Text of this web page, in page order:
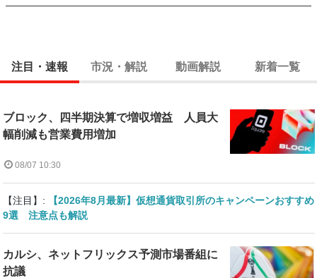
注目・速報 市況・解説 動画解説 新着一覧
ブロック、四半期決算で増収増益 人員大
幅削減も営業費用増加
08/07 10:30
【注目】:
【2026年8月最新】仮想通貨取引所のキャンペーンおすすめ
9選 注意点も解説
カルシ、ネットフリックス予測市場番組に
抗議